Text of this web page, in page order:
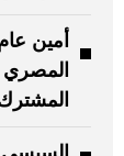
أمين
المصري